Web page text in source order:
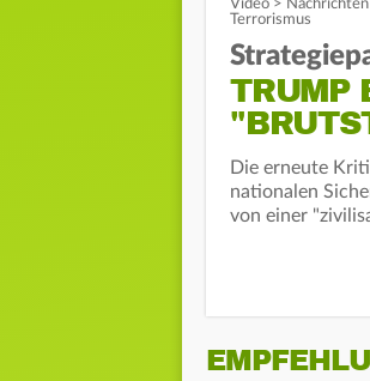
Video > Nachrichten
Terrorismus
TRUMP
Die erneute
nationalen
von einer